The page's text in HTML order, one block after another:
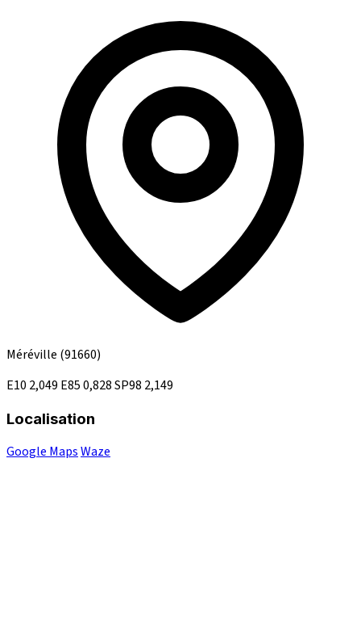
Méréville (91660)
E10 2,049 E850,828SP98 2,149
Localisation
Google MapsWaze